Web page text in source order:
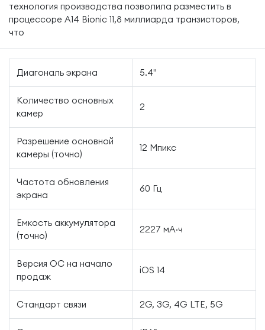
технология производства позволила разместить в
процессоре A14 Bionic 11,8 миллиарда транзисторов,
что
Диагональ экрана 5.4"
Количество основных
камер
2
Разрешение основной
камеры (точно)
12 Мпикс
Частота обновления
экрана
60 Гц
Емкость аккумулятора
(точно)
2227 мА·ч
Версия ОС на начало
продаж
iOS 14
Стандарт связи 2G, 3G, 4G LTE, 5G